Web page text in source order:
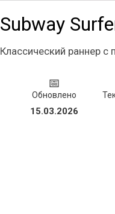
Subway
Классический раннер
📅
Обновлено
15.03.2026